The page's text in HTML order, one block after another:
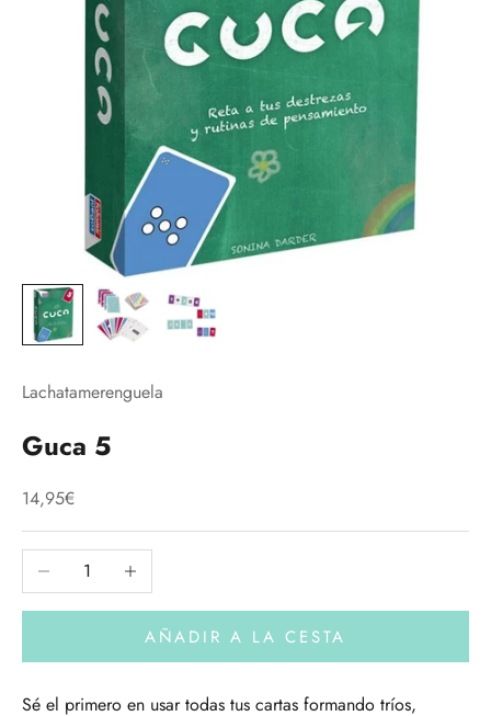
Lachatamerenguela
Guca 5
Precio de oferta
14,95€
Reducir cantidadAumentar cantidad
AÑADIR A LA CESTA
Sé el primero en usar todas tus cartas formando tríos,